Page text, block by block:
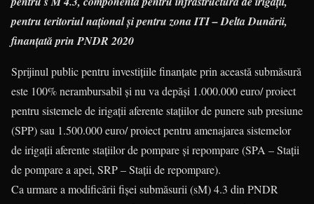
pentru teritoriul național și pentru zona ITI – Delta Dunării,
finanțată prin PNDR 2020
Sprijinul public pentru investițiile finanțate prin această submăsură
este 100% nerambursabil și nu va depăși 1.000.000 euro/ proiect
pentru sistemele de irigații aferente stațiilor de punere sub presiune
(SPP) sau 1.500.000 euro/ proiect pentru amenajarea sistemelor
de irigații aferente stațiilor de pompare și repompare (SPA – Stații
de pompare a apei, SRP – Stații de repompare).
Ca urmare a modificării fișei submăsurii (sM) 4.3 din PNDR